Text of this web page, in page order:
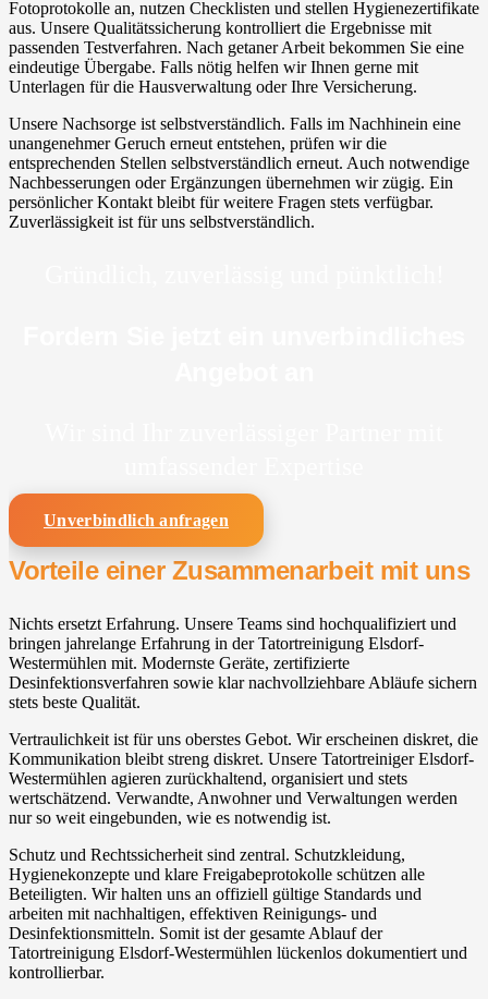
Fotoprotokolle an, nutzen Checklisten und stellen Hygienezertifikate
aus. Unsere Qualitätssicherung kontrolliert die Ergebnisse mit
passenden Testverfahren. Nach getaner Arbeit bekommen Sie eine
eindeutige Übergabe. Falls nötig helfen wir Ihnen gerne mit
Unterlagen für die Hausverwaltung oder Ihre Versicherung.
Unsere Nachsorge ist selbstverständlich. Falls im Nachhinein eine
unangenehmer Geruch erneut entstehen, prüfen wir die
entsprechenden Stellen selbstverständlich erneut. Auch notwendige
Nachbesserungen oder Ergänzungen übernehmen wir zügig. Ein
persönlicher Kontakt bleibt für weitere Fragen stets verfügbar.
Zuverlässigkeit ist für uns selbstverständlich.
Unverbindlich anfragen
Vorteile einer Zusammenarbeit mit uns
Nichts ersetzt Erfahrung. Unsere Teams sind hochqualifiziert und
bringen jahrelange Erfahrung in der Tatortreinigung Elsdorf-
Westermühlen mit. Modernste Geräte, zertifizierte
Desinfektionsverfahren sowie klar nachvollziehbare Abläufe sichern
stets beste Qualität.
Vertraulichkeit ist für uns oberstes Gebot. Wir erscheinen diskret, die
Kommunikation bleibt streng diskret. Unsere Tatortreiniger Elsdorf-
Westermühlen agieren zurückhaltend, organisiert und stets
wertschätzend. Verwandte, Anwohner und Verwaltungen werden
nur so weit eingebunden, wie es notwendig ist.
Schutz und Rechtssicherheit sind zentral. Schutzkleidung,
Hygienekonzepte und klare Freigabeprotokolle schützen alle
Beteiligten. Wir halten uns an offiziell gültige Standards und
arbeiten mit nachhaltigen, effektiven Reinigungs- und
Desinfektionsmitteln. Somit ist der gesamte Ablauf der
Tatortreinigung Elsdorf-Westermühlen lückenlos dokumentiert und
kontrollierbar.